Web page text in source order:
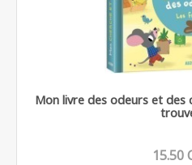
Mon livre des odeurs et des
15.50